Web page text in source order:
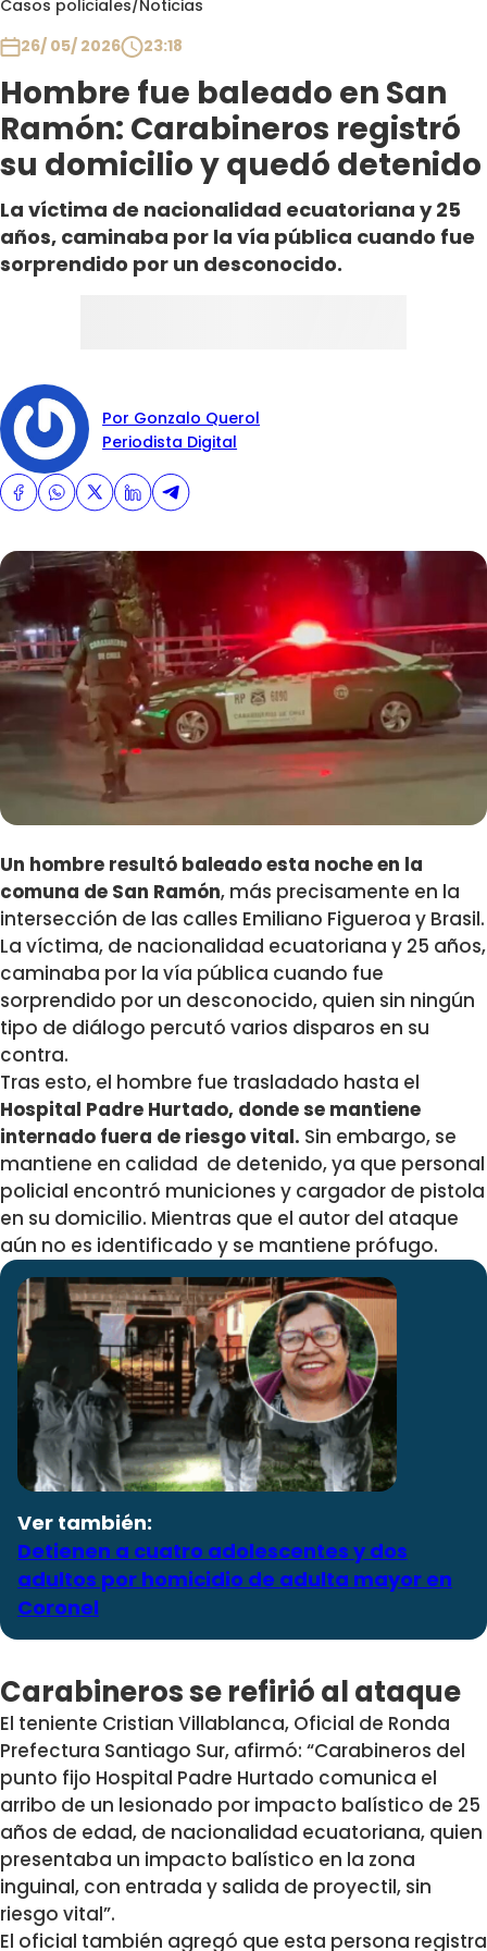
Casos policiales/Noticias
26/ 05/ 2026
23:18
Hombre fue baleado en San
Ramón: Carabineros registró
su domicilio y quedó detenido
La víctima de nacionalidad ecuatoriana y 25
años, caminaba por la vía pública cuando fue
sorprendido por un desconocido.
Por Gonzalo Querol
Periodista Digital
Un hombre resultó baleado esta noche en la
comuna de San Ramón, más precisamente en la
intersección de las calles Emiliano Figueroa y Brasil.
La víctima, de nacionalidad ecuatoriana y 25 años,
caminaba por la vía pública cuando fue
sorprendido por un desconocido, quien sin ningún
tipo de diálogo percutó varios disparos en su
contra.
Tras esto, el hombre fue trasladado hasta el
Hospital Padre Hurtado, donde se mantiene
internado fuera de riesgo vital. Sin embargo, se
mantiene en calidad de detenido, ya que personal
policial encontró municiones y cargador de pistola
en su domicilio. Mientras que el autor del ataque
aún no es identificado y se mantiene prófugo.
Ver también:
Detienen a cuatro adolescentes y dos
adultos por homicidio de adulta mayor en
Coronel
Carabineros se refirió al ataque
El teniente Cristian Villablanca, Oficial de Ronda
Prefectura Santiago Sur, afirmó: “Carabineros del
punto fijo Hospital Padre Hurtado comunica el
arribo de un lesionado por impacto balístico de 25
años de edad, de nacionalidad ecuatoriana, quien
presentaba un impacto balístico en la zona
inguinal, con entrada y salida de proyectil, sin
riesgo vital”.
El oficial también agregó que esta persona registra
Club De La Comedia
Contigo en Directo
Plan Perfecto
El Tiempo
Sabingo
Todos Los Programas